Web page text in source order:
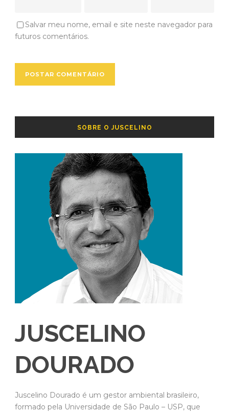
Salvar meu nome, email e site neste navegador para
futuros comentários.
SOBRE O JUSCELINO
JUSCELINO
DOURADO
Juscelino Dourado é um gestor ambiental brasileiro,
formado pela Universidade de São Paulo – USP, que